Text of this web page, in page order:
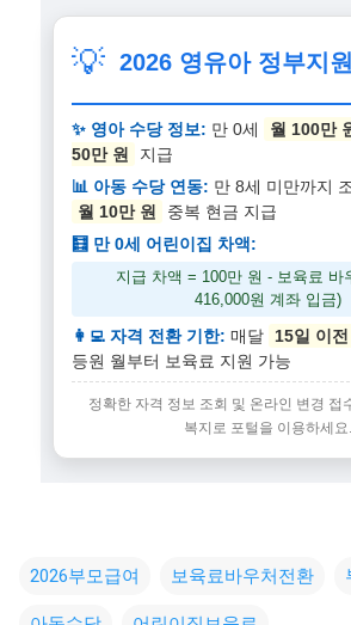
💡 2026 영유아 정부지
✨ 영아 수당 정보: 만 0세 월 100만
50만 원
지급
📊 아동 수당 연동: 만 8세 미만까지
월 10만 원
중복 현금 지급
🧮 만 0세 어린이집 차액:
지급 차액 = 100만 원 - 보육료 바
416,000원 계좌 입금)
👩‍💻 자격 전환 기한: 매달 15일 이전
등원 월부터 보육료 지원 가능
정확한 자격 정보 조회 및 온라인 변경 접
복지로 포털을 이용하세요.
2026부모급여 보육료바우처전환